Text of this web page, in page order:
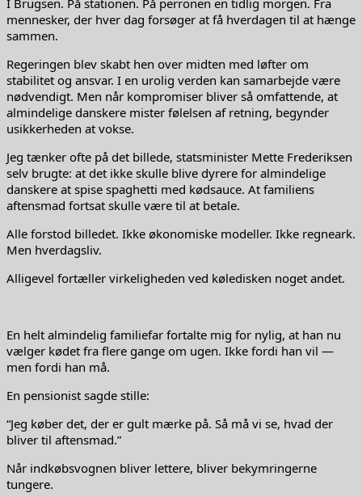
mennesker, der hver dag forsøger at få hverdagen til at hænge
sammen.
Regeringen blev skabt hen over midten med løfter om
stabilitet og ansvar. I en urolig verden kan samarbejde være
nødvendigt. Men når kompromiser bliver så omfattende, at
almindelige danskere mister følelsen af retning, begynder
usikkerheden at vokse.
Jeg tænker ofte på det billede, statsminister Mette Frederiksen
selv brugte: at det ikke skulle blive dyrere for almindelige
danskere at spise spaghetti med kødsauce. At familiens
aftensmad fortsat skulle være til at betale.
Alle forstod billedet. Ikke økonomiske modeller. Ikke regneark.
Men hverdagsliv.
Alligevel fortæller virkeligheden ved køledisken noget andet.
En helt almindelig familiefar fortalte mig for nylig, at han nu
vælger kødet fra flere gange om ugen. Ikke fordi han vil —
men fordi han må.
En pensionist sagde stille:
“Jeg køber det, der er gult mærke på. Så må vi se, hvad der
bliver til aftensmad.”
Når indkøbsvognen bliver lettere, bliver bekymringerne
tungere.